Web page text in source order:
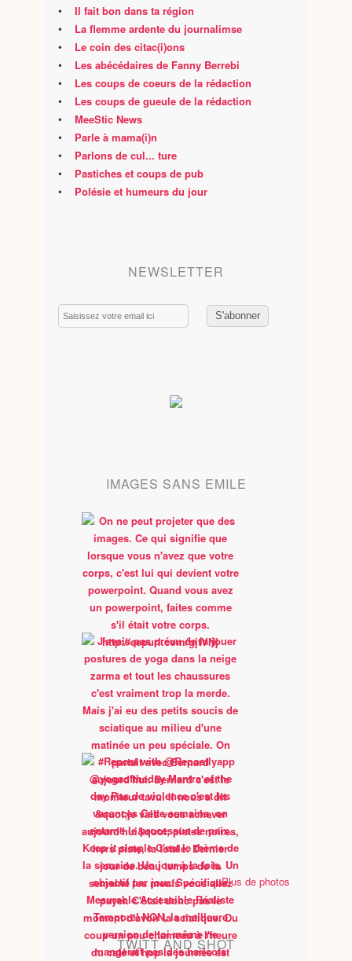
• Il fait bon dans ta région
• La flemme ardente du journalimse
• Le coin des citac(i)ons
• Les abécédaires de Fanny Berrebi
• Les coups de coeurs de la rédaction
• Les coups de gueule de la rédaction
• MeeStic News
• Parle à mama(i)n
• Parlons de cul... ture
• Pastiches et coups de pub
• Polésie et humeurs du jour
NEWSLETTER
Email
IMAGES SANS EMILE
Plus de photos
TWITT AND SHOT